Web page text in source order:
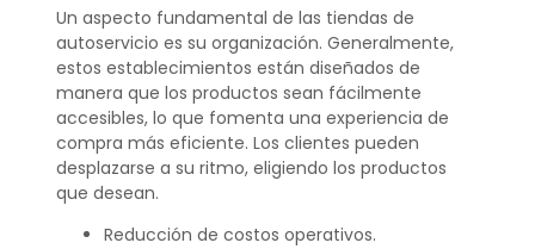
Un aspecto fundamental de las tiendas de
autoservicio es su organización. Generalmente,
estos establecimientos están diseñados de
manera que los productos sean fácilmente
accesibles, lo que fomenta una experiencia de
compra más eficiente. Los clientes pueden
desplazarse a su ritmo, eligiendo los productos
que desean.
Reducción de costos operativos.